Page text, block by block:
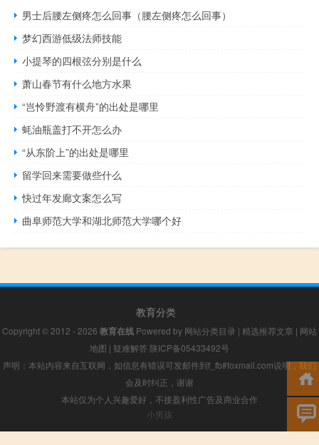
男士后腰左侧疼怎么回事（腰左侧疼怎么回事）
梦幻西游低级法师技能
小提琴的四根弦分别是什么
萧山春节有什么地方水果
“岂怜野渡有横舟”的出处是哪里
蚝油瓶盖打不开怎么办
“从东阶上”的出处是哪里
留学回来需要做些什么
快过年发廊文案怎么写
曲阜师范大学和湖北师范大学哪个好
教育分类
Copyright © 2012 - 2026 教育在线 Powered by 网站分类目录 | 精选推荐文章 | 网站
地图 | 疑难解答 陕ICP备05433492号
声明：本站内容来自互联网，如信息有错误可发邮件到f_fb#foxmail.com说明，我们
会及时纠正，谢谢
本站仅为个人兴趣爱好，不接盈利性广告及商业合作
小男孩